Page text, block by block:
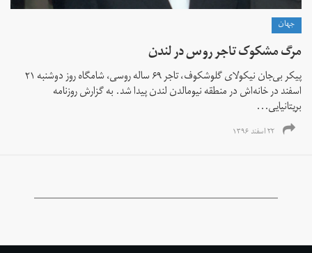
جهان
مرگ مشکوک تاجر روس در لندن
پیکر بی‌جان نیکولای گلوشکوف، تاجر ۶۹ ساله روسی، شامگاه روز دوشنبه ۲۱
اسفند در خانه‌اش در منطقه نیومالدن لندن پیدا شد. به گزارش روزنامه
بریتانیایی...
۲۲ اسفند ۱۳۹۶